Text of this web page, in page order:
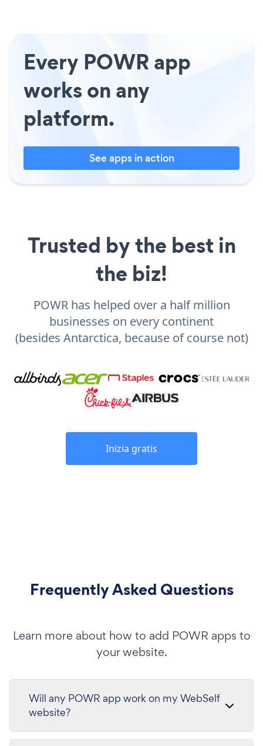
Every POWR app
works on any
platform.
See apps in action
Trusted by the best in
the biz!
POWR has helped over a half million
businesses on every continent
(besides Antarctica, because of course not)
Inizia gratis
Frequently Asked Questions
Learn more about how to add POWR apps to
your website.
Will any POWR app work on my WebSelf
website?